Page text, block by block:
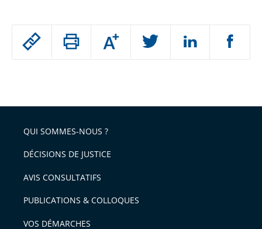
Passer
arriver
après
Augmenter
ou
l'article
pour
avant
QUI SOMMES-NOUS ?
DÉCISIONS DE JUSTICE
AVIS CONSULTATIFS
PUBLICATIONS & COLLOQUES
VOS DÉMARCHES